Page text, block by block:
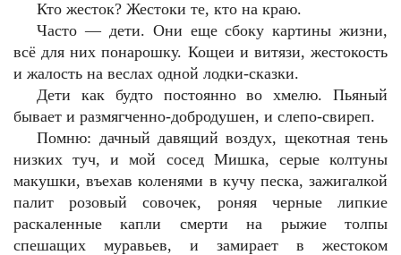
Кто жесток? Жестоки те, кто на краю.
Часто — дети. Они еще сбоку картины жизни,
всё для них понарошку. Кощеи и витязи, жестокость
и жалость на веслах одной лодки-сказки.
Дети как будто постоянно во хмелю. Пьяный
бывает и размягченно-добродушен, и слепо-свиреп.
Помню: дачный давящий воздух, щекотная тень
низких туч, и мой сосед Мишка, серые колтуны
макушки, въехав коленями в кучу песка, зажигалкой
палит розовый совочек, роняя черные липкие
раскаленные капли смерти на рыжие толпы
спешащих муравьев, и замирает в жестоком